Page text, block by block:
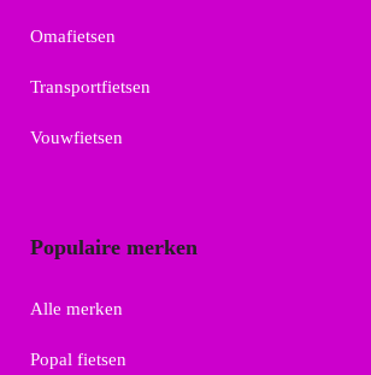
Omafietsen
Transportfietsen
Vouwfietsen
Populaire merken
Alle merken
Popal fietsen